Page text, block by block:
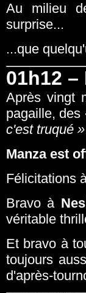
Au milieu
surprise...
...que
01h12 –
Après vingt
pagaille, des
c'est truqué »
Manza est
Félicitations
Bravo à
véritable
Et bravo à
toujours
d'après-